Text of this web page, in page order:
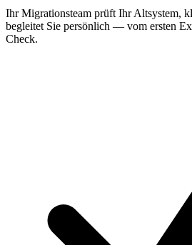
Ihr Migrationsteam prüft Ihr Altsystem,
begleitet Sie persönlich — vom ersten
Check.